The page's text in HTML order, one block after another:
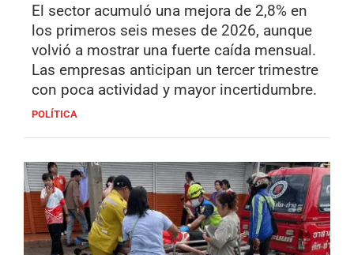
El sector acumuló una mejora de 2,8% en
los primeros seis meses de 2026, aunque
volvió a mostrar una fuerte caída mensual.
Las empresas anticipan un tercer trimestre
con poca actividad y mayor incertidumbre.
POLÍTICA